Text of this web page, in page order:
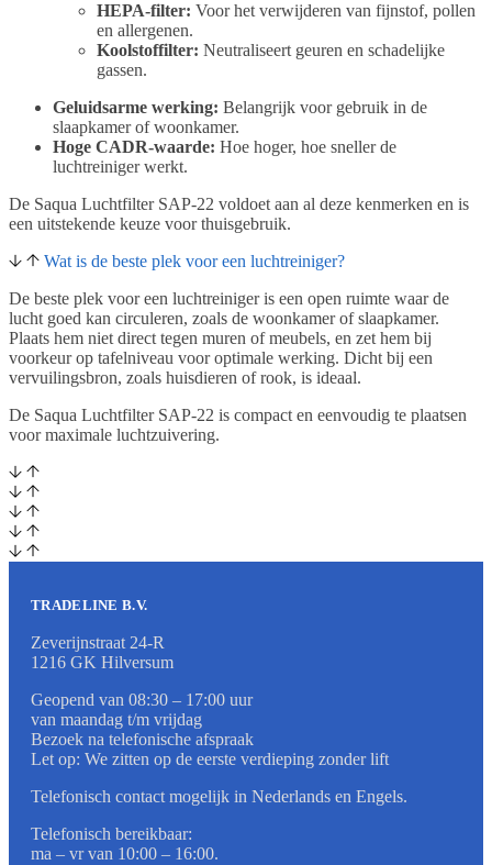
HEPA-filter: Voor het verwijderen van fijnstof, pollen
en allergenen.
Koolstoffilter: Neutraliseert geuren en schadelijke
gassen.
Geluidsarme werking: Belangrijk voor gebruik in de
slaapkamer of woonkamer.
Hoge CADR-waarde: Hoe hoger, hoe sneller de
luchtreiniger werkt.
De Saqua Luchtfilter SAP-22 voldoet aan al deze kenmerken en is
een uitstekende keuze voor thuisgebruik.
Wat is de beste plek voor een luchtreiniger?
De beste plek voor een luchtreiniger is een open ruimte waar de
lucht goed kan circuleren, zoals de woonkamer of slaapkamer.
Plaats hem niet direct tegen muren of meubels, en zet hem bij
voorkeur op tafelniveau voor optimale werking. Dicht bij een
vervuilingsbron, zoals huisdieren of rook, is ideaal.
De Saqua Luchtfilter SAP-22 is compact en eenvoudig te plaatsen
voor maximale luchtzuivering.
TRADELINE B.V.
Zeverijnstraat 24-R
1216 GK Hilversum
Geopend van 08:30 – 17:00 uur
van maandag t/m vrijdag
Bezoek na telefonische afspraak
Let op: We zitten op de eerste verdieping zonder lift
Telefonisch contact mogelijk in Nederlands en Engels.
Telefonisch bereikbaar:
ma – vr van 10:00 – 16:00.